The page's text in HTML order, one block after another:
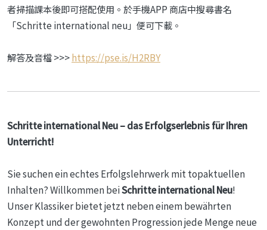
者掃描課本後即可搭配使用。於手機APP 商店中搜尋書名
「Schritte international neu」便可下載。
解答及音檔 >>>https://pse.is/H2RBY
Schritte international Neu – das Erfolgserlebnis für Ihren
Unterricht!
Sie suchen ein echtes Erfolgslehrwerk mit topaktuellen
Inhalten? Willkommen beiSchritte international Neu!
Unser Klassiker bietet jetzt neben einem bewährten
Konzept und der gewohnten Progression jede Menge neue